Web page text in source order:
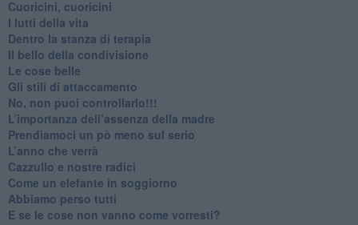
​Cuoricini, cuoricini
I lutti della vita
​Dentro la stanza di terapia
​Il bello della condivisione
Le cose belle
​Gli stili di attaccamento
No, non puoi controllarlo!!!
​L’importanza dell’assenza della madre
​Prendiamoci un pò meno sul serio
​L’anno che verrà
​Cazzullo e nostre radici
​Come un elefante in soggiorno
​Abbiamo perso tutti
E se le cose non vanno come vorresti?